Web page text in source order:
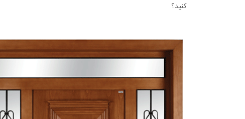
کنید؟